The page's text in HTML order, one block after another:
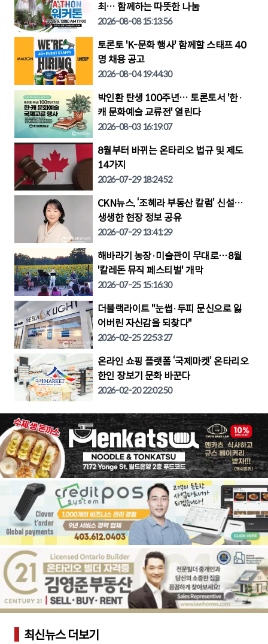
최… 함께하는 따뜻한 나눔
2026-08-08 15:13:56
토론토 'K-문화 행사' 함께할 스태프 40
명 채용 공고
2026-08-04 19:44:30
박인환 탄생 100주년… 토론토서 '한·
캐 문화예술 교류전' 열린다
2026-08-03 16:19:07
8월부터 바뀌는 온타리오 법규 및 제도
14가지
2026-07-29 18:24:52
CKN뉴스, ‘조혜라 부동산 칼럼’ 신설…
생생한 현장 정보 공유
2026-07-29 13:41:29
해바라기 농장·미술관이 무대로…8월
'칼레돈 뮤직 페스티벌' 개막
2026-07-25 15:16:30
더블랙라이트 "눈썹·두피 문신으로 잃
어버린 자신감을 되찾다"
2026-02-25 22:53:27
온라인 쇼핑 플랫폼 ‘국제마켓’ 온타리오
한인 장보기 문화 바꾼다
2026-02-20 22:02:50
최신뉴스 더보기